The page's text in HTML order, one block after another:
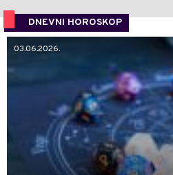
DNEVNI HOROSKOP
03.06.2026.